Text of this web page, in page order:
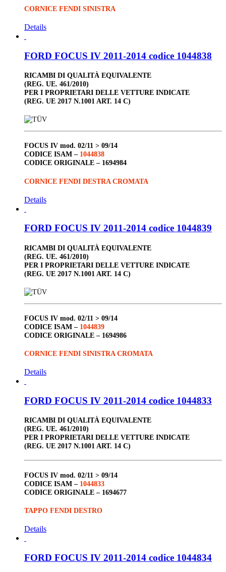
CORNICE FENDI SINISTRA
Details
FORD FOCUS IV 2011-2014 codice 1044838
RICAMBI DI QUALITÀ EQUIVALENTE
(REG. UE. 461/2010)
PER I PROPRIETARI DELLE VETTURE INDICATE
(REG. UE 2017 N.1001 ART. 14 C)
FOCUS IV mod. 02/11 > 09/14
CODICE ISAM – 1044838
CODICE ORIGINALE – 1694984
CORNICE FENDI DESTRA CROMATA
Details
FORD FOCUS IV 2011-2014 codice 1044839
RICAMBI DI QUALITÀ EQUIVALENTE
(REG. UE. 461/2010)
PER I PROPRIETARI DELLE VETTURE INDICATE
(REG. UE 2017 N.1001 ART. 14 C)
FOCUS IV mod. 02/11 > 09/14
CODICE ISAM – 1044839
CODICE ORIGINALE – 1694986
CORNICE FENDI SINISTRA CROMATA
Details
FORD FOCUS IV 2011-2014 codice 1044833
RICAMBI DI QUALITÀ EQUIVALENTE
(REG. UE. 461/2010)
PER I PROPRIETARI DELLE VETTURE INDICATE
(REG. UE 2017 N.1001 ART. 14 C)
FOCUS IV mod. 02/11 > 09/14
CODICE ISAM – 1044833
CODICE ORIGINALE – 1694677
TAPPO FENDI DESTRO
Details
FORD FOCUS IV 2011-2014 codice 1044834